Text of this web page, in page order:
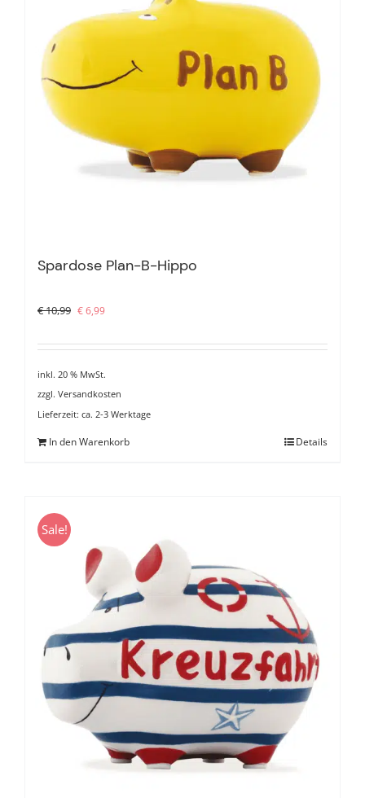
Spardose Plan-B-Hippo
€10,99 Ursprünglicher
war:
€6,99Aktueller
ist:
inkl. 20 % MwSt.
zzgl. Versandkosten
Lieferzeit: ca. 2-3 Werktage
In den Warenkorb Details
Sale!